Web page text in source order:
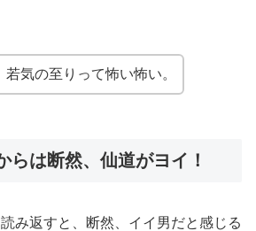
若気の至りって怖い怖い。
らは断然、仙道がヨイ！
み返すと、断然、イイ男だと感じる